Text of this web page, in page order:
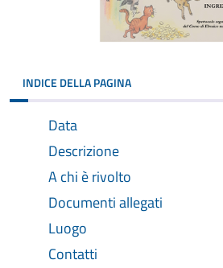
INDICE DELLA PAGINA
Data
Descrizione
A chi è rivolto
Documenti allegati
Luogo
Contatti